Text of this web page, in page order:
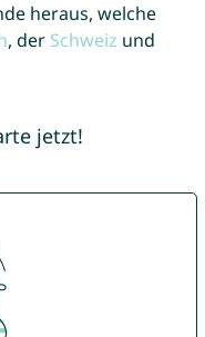
heraus, welche
, der Schweiz und
jetzt!